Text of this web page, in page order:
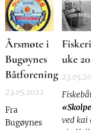
kvensk og
norskfinsk
matkultur.Så
nå
oppfordrer
vi leserne til
både i
hukommelsen,
og i gamle,
Årsmøte i
Bugøynes
Båtforening
23.05.2022
Fra
Bugøynes
uke 20
ved kai